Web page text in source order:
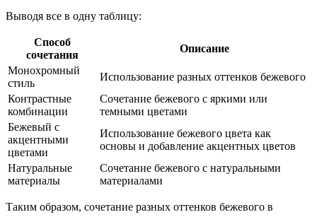
Выводя все в одну таблицу:
Способ
сочетания
Описание
Монохромный
стиль
Использование разных оттенков бежевого
Контрастные
комбинации
Сочетание бежевого с яркими или
темными цветами
Бежевый с
акцентными
цветами
Использование бежевого цвета как
основы и добавление акцентных цветов
Натуральные
материалы
Сочетание бежевого с натуральными
материалами
Таким образом, сочетание разных оттенков бежевого в